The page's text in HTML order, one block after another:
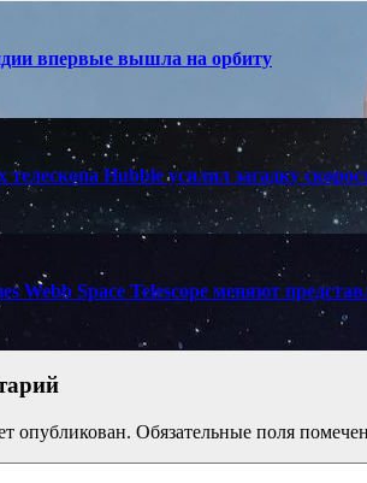
впервые вышла на орбиту
Hubble усилил загадку
Webb Space Telescope меняют
опубликован. Обязательные поля